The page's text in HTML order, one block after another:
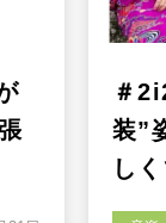
＃
装”
し